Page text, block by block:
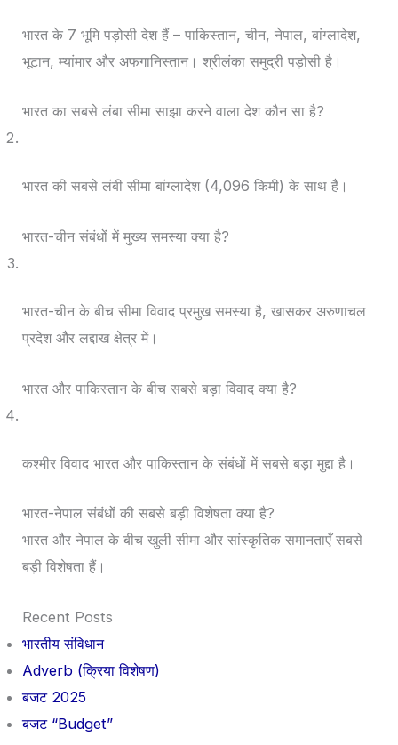
भारत के 7 भूमि पड़ोसी देश हैं – पाकिस्तान, चीन, नेपाल, बांग्लादेश,
भूटान, म्यांमार और अफगानिस्तान। श्रीलंका समुद्री पड़ोसी है।
भारत का सबसे लंबा सीमा साझा करने वाला देश कौन सा है?
भारत की सबसे लंबी सीमा बांग्लादेश (4,096 किमी) के साथ है।
भारत-चीन संबंधों में मुख्य समस्या क्या है?
भारत-चीन के बीच सीमा विवाद प्रमुख समस्या है, खासकर अरुणाचल
प्रदेश और लद्दाख क्षेत्र में।
भारत और पाकिस्तान के बीच सबसे बड़ा विवाद क्या है?
कश्मीर विवाद भारत और पाकिस्तान के संबंधों में सबसे बड़ा मुद्दा है।
भारत-नेपाल संबंधों की सबसे बड़ी विशेषता क्या है?
भारत और नेपाल के बीच खुली सीमा और सांस्कृतिक समानताएँ सबसे
बड़ी विशेषता हैं।
Recent Posts
भारतीय संविधान
Adverb (क्रिया विशेषण)
बजट 2025
बजट “Budget”